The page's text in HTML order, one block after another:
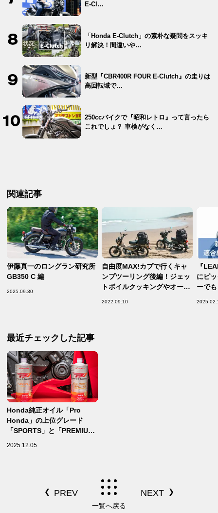
E-Cl…
「Honda E-Clutch」の素朴な疑問をスッキ
リ解決！間違いや…
新型『CBR400R FOUR E-Clutch』の走りは
高回転域で…
250ccバイクで『昭和レトロ』って言ったら
これでしょ？ 車検がなく…
関連記事
伊藤真一のロングラン研究所
GB350 C 編
2025.09.30
自由度MAX!カブで行くキャ
ンプツーリング後編！ジェッ
トボイルクッキングやオール
2022.09.10
『
にピ
ーで
最近チェックした記事
Honda純正オイル「Pro
Honda」の上位グレード
「SPORTS」と「PREMIUM
び方／PREMIUM SPORTS
2025.12.05
一覧へ戻る